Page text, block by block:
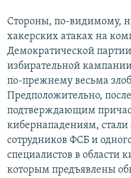
Стороны, по-видимому,
хакерских атаках на
Демократической
избирательной
по-прежнему весьма
Предположительно,
подтверждающим
кибернападениям, стали
сотрудников ФСБ и
специалистов в области
которым предъявлены